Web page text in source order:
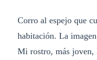
Corro al espejo que
habitación. La
Mi rostro, más joven,